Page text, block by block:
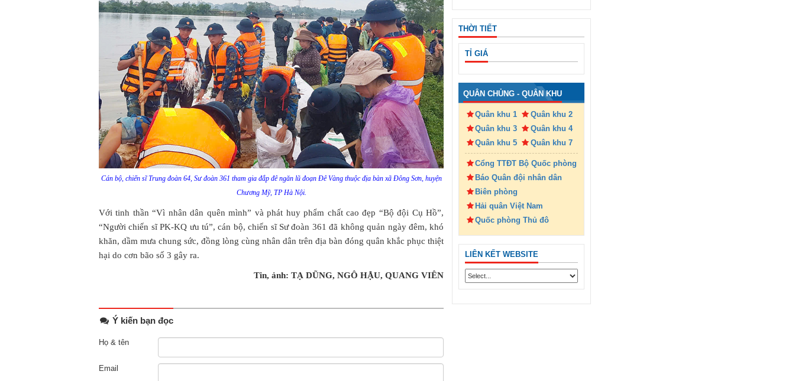
Cán bộ, chiến sĩ Trung đoàn 64, Sư đoàn 361 tham gia đắp đê ngăn lũ đoạn Đê Vàng thuộc địa bàn xã Đông Sơn, huyện
Chương Mỹ, TP Hà Nội.
Với tinh thần “Vì nhân dân quên mình” và phát huy phẩm chất cao đẹp “Bộ đội Cụ Hồ”,
“Người chiến sĩ PK-KQ ưu tú”, cán bộ, chiến sĩ Sư đoàn 361 đã không quản ngày đêm, khó
khăn, dầm mưa chung sức, đồng lòng cùng nhân dân trên địa bàn đóng quân khắc phục thiệt
hại do cơn bão số 3 gây ra.
Tin, ảnh: TẠ DŨNG, NGÔ HẬU, QUANG VIÊN
Ý kiến bạn đọc
Họ & tên
Email
THỜI TIẾT
TỈ GIÁ
QUÂN CHỦNG - QUÂN KHU
Quân khu 1
Quân khu 2
Quân khu 3
Quân khu 4
Quân khu 5
Quân khu 7
Cổng TTĐT Bộ Quốc phòng
Báo Quân đội nhân dân
Biên phòng
Hải quân Việt Nam
Quốc phòng Thủ đô
LIÊN KẾT WEBSITE